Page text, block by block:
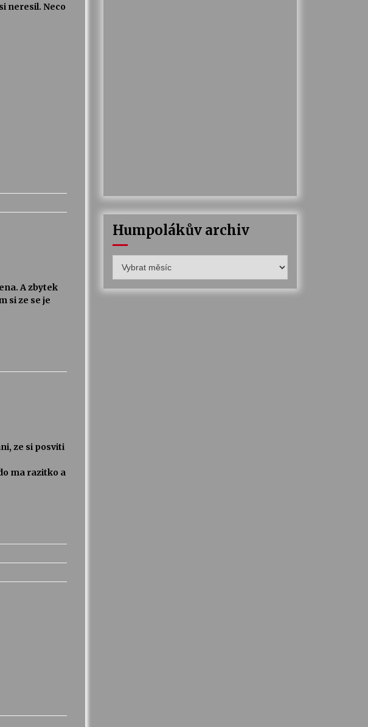
neresil. Neco
A zbytek
si ze se je
ze si posviti
ma razitko a
Humpolákův archiv
archiv